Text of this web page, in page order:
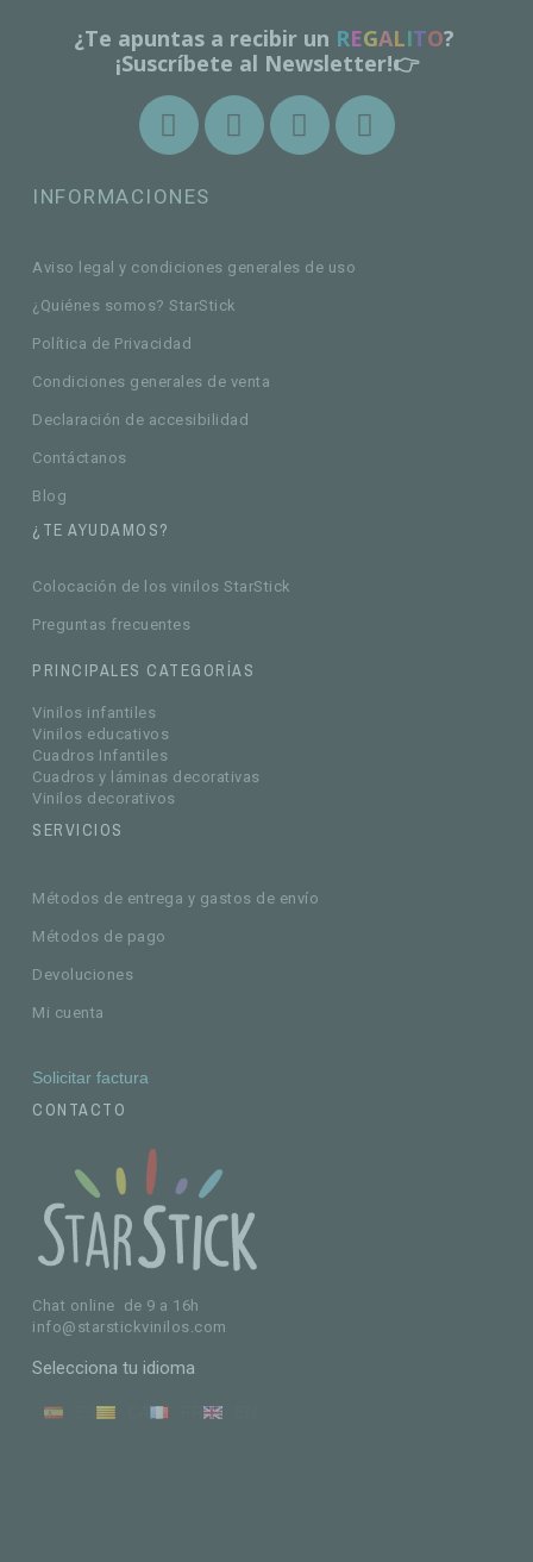
¿Te apuntas a recibir un REGALITO?
¡Suscríbete al Newsletter!👉
INFORMACIONES
Aviso legal y condiciones generales de uso
¿Quiénes somos? StarStick
Política de Privacidad
Condiciones generales de venta
Declaración de accesibilidad
Contáctanos
Blog
¿TE AYUDAMOS?
Colocación de los vinilos StarStick
Preguntas frecuentes
PRINCIPALES CATEGORÍAS
Vinilos infantiles
Vinilos educativos
Cuadros Infantiles
Cuadros y láminas decorativas
Vinilos decorativos
SERVICIOS
Métodos de entrega y gastos de envío
Métodos de pago
Devoluciones
Mi cuenta
Solicitar factura
CONTACTO
Chat online de 9 a 16h
info@starstickvinilos.com
Selecciona tu idioma
ES CA FR